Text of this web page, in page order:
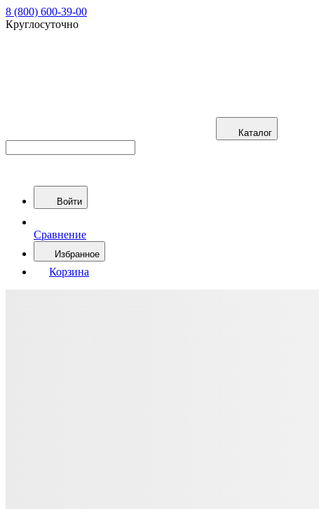
8 (800) 600-39-00
Круглосуточно
Каталог
Войти
Сравнение
Избранное
Корзина